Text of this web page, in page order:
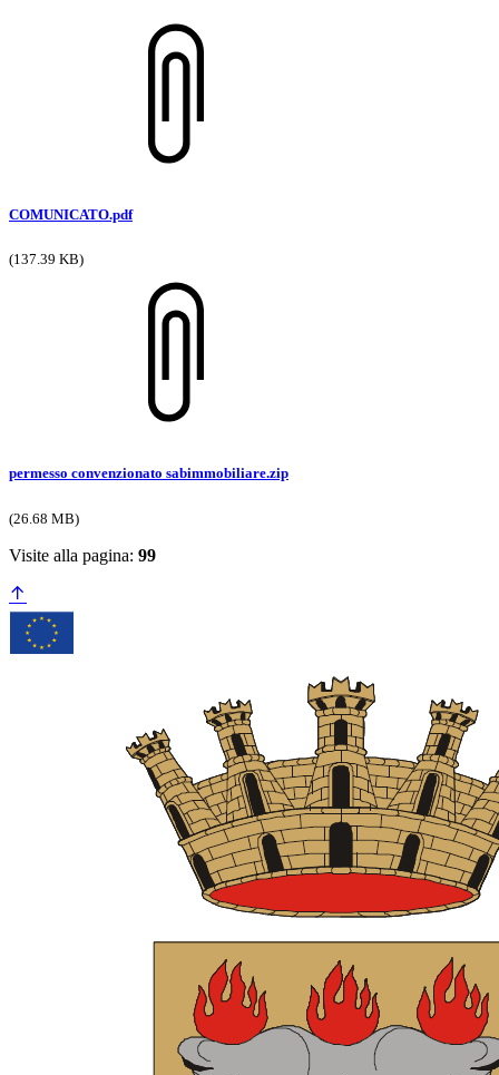
COMUNICATO.pdf
(137.39 KB)
permesso convenzionato sabimmobiliare.zip
(26.68 MB)
Visite alla pagina: 99